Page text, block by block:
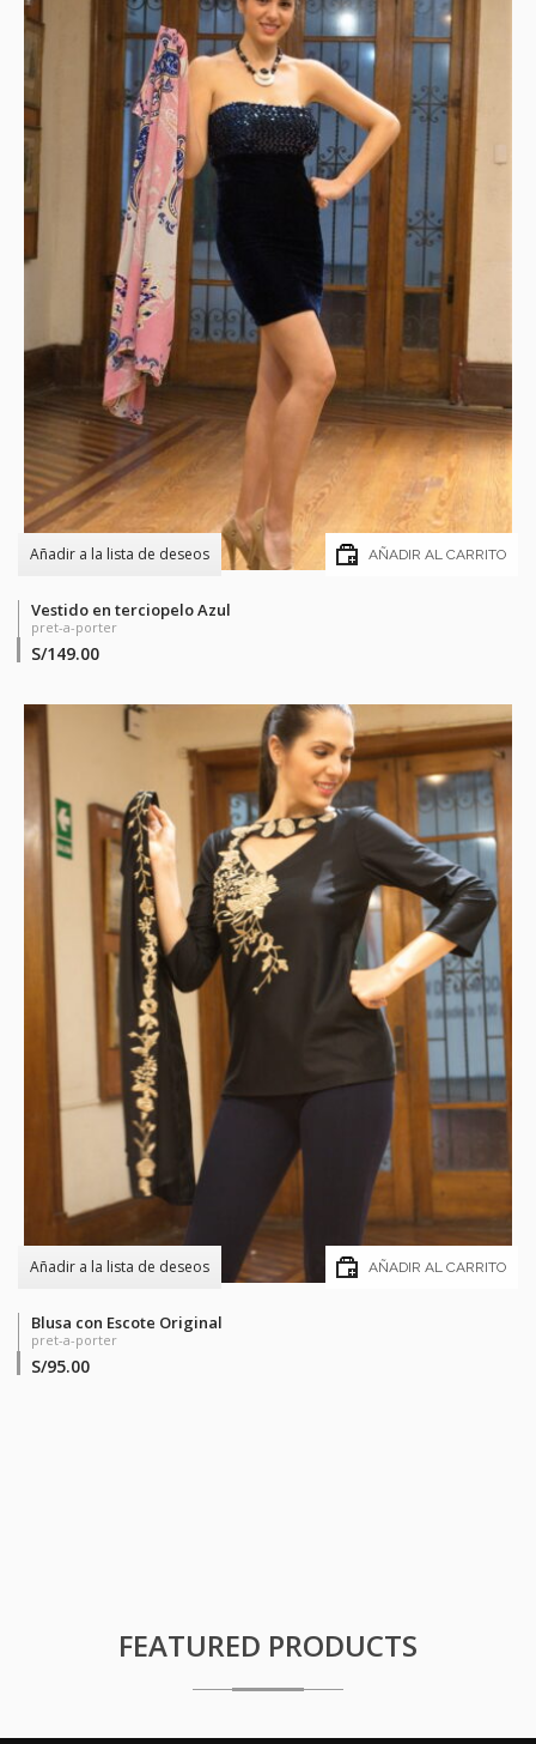
Añadir a la lista de deseos AÑADIR AL CARRITO
Vestido en terciopelo Azul
pret-a-porter
S/149.00
Añadir a la lista de deseos AÑADIR AL CARRITO
Blusa con Escote Original
pret-a-porter
S/95.00
FEATURED PRODUCTS